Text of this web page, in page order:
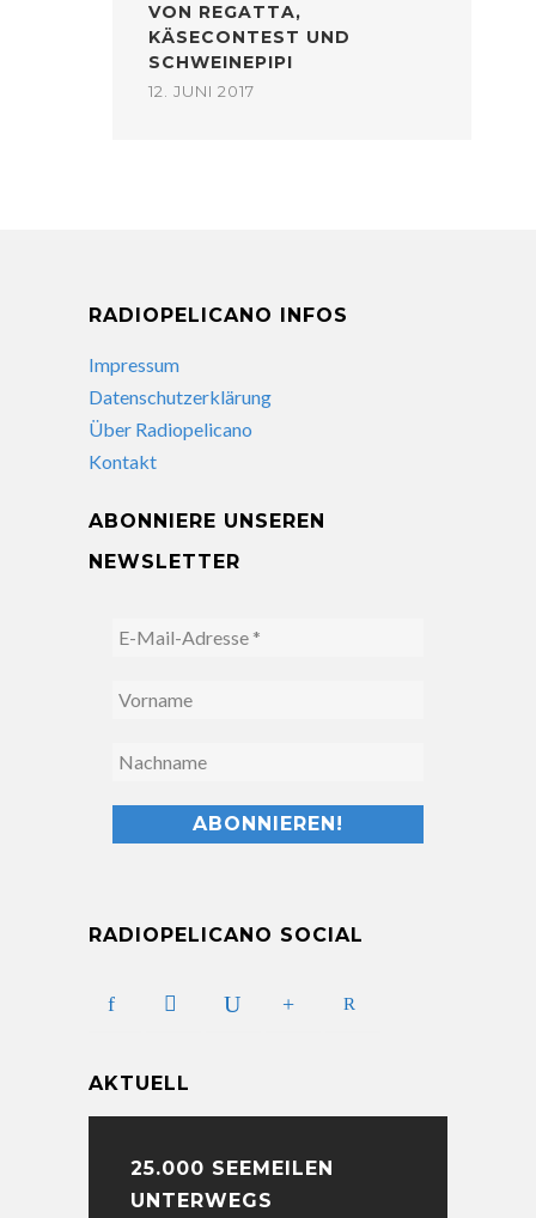
VON REGATTA,
KÄSECONTEST UND
SCHWEINEPIPI
12. JUNI 2017
RADIOPELICANO INFOS
Impressum
Datenschutzerklärung
Über Radiopelicano
Kontakt
ABONNIERE UNSEREN
NEWSLETTER
RADIOPELICANO SOCIAL
AKTUELL
25.000 SEEMEILEN
UNTERWEGS